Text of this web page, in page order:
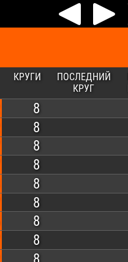
КРУГИ
ПОСЛЕДНИЙ
КРУГ
8
8
8
8
8
8
8
8
8